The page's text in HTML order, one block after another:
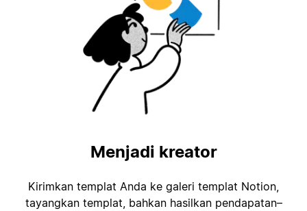
Menjadi kreator
Kirimkan templat Anda ke galeri templat Notion,
tayangkan templat, bahkan hasilkan pendapatan–